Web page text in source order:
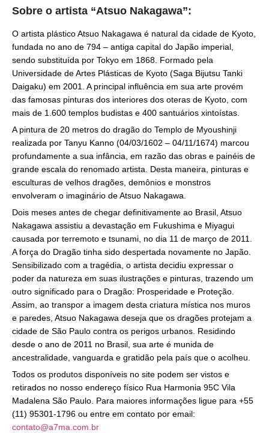
Sobre o artista “Atsuo Nakagawa”:
O artista plástico Atsuo Nakagawa é natural da cidade de Kyoto,
fundada no ano de 794 – antiga capital do Japão imperial,
sendo substituída por Tokyo em 1868. Formado pela
Universidade de Artes Plásticas de Kyoto (Saga Bijutsu Tanki
Daigaku) em 2001. A principal influência em sua arte provém
das famosas pinturas dos interiores dos oteras de Kyoto, com
mais de 1.600 templos budistas e 400 santuários xintoístas.
A pintura de 20 metros do dragão do Templo de Myoushinji
realizada por Tanyu Kanno (04/03/1602 – 04/11/1674) marcou
profundamente a sua infância, em razão das obras e painéis de
grande escala do renomado artista. Desta maneira, pinturas e
esculturas de velhos dragões, demônios e monstros
envolveram o imaginário de Atsuo Nakagawa.
Dois meses antes de chegar definitivamente ao Brasil, Atsuo
Nakagawa assistiu a devastação em Fukushima e Miyagui
causada por terremoto e tsunami, no dia 11 de março de 2011.
A força do Dragão tinha sido despertada novamente no Japão.
Sensibilizado com a tragédia, o artista decidiu expressar o
poder da natureza em suas ilustrações e pinturas, trazendo um
outro significado para o Dragão: Prosperidade e Proteção.
Assim, ao transpor a imagem desta criatura mística nos muros
e paredes, Atsuo Nakagawa deseja que os dragões protejam a
cidade de São Paulo contra os perigos urbanos. Residindo
desde o ano de 2011 no Brasil, sua arte é munida de
ancestralidade, vanguarda e gratidão pela país que o acolheu.
Todos os produtos disponíveis no site podem ser vistos e
retirados no nosso endereço físico Rua Harmonia 95C Vila
Madalena São Paulo. Para maiores informações ligue para +55
(11) 95301-1796 ou entre em contato por email:
contato@a7ma.com.br